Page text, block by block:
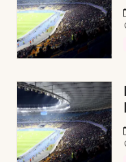
12 - Aveyron
Choisir mes
Mon email